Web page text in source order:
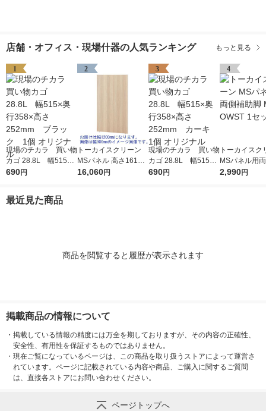
店舗・オフィス・現場什器の人気ランキング もっと見る
1
現場のチカラ 買い物
カゴ 28.8L 幅515×
奥行358×高さ252mm
690円
2
トーカイスクリーン
MSパネル 高さ1615m
m×幅1200mm 木目調
16,060円
3
現場のチカラ 買い物
カゴ 28.8L 幅515×
奥行358×高さ252mm
690円
4
トーカイスク
MSパネル用
脚 MS-OWST
2,990円
最近見た商品
商品を閲覧すると履歴が表示されます
掲載商品の情報について
・ 掲載している情報の精度には万全を期しておりますが、その内容の正確性、
安全性、有用性を保証するものではありません。
・ 現在ご覧になっているページは、この商品を取り扱うストアによって運営さ
れています。ページに記載されている内容や商品、ご購入に関するご質問
は、直接各ストアにお問い合わせください。
ページトップへ